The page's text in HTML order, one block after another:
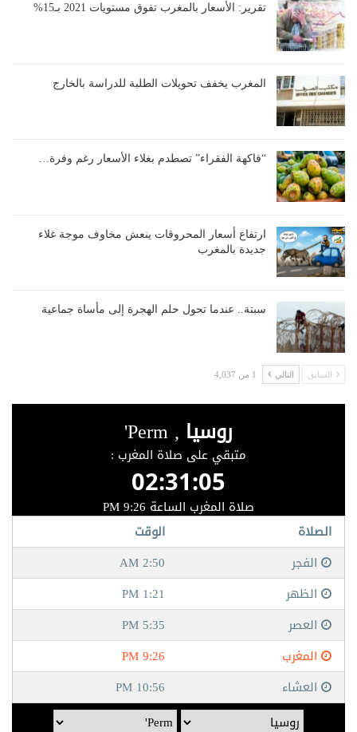
تقرير: الأسعار بالمغرب تفوق مستويات 2021 بـ15%
المغرب يخفف تحويلات الطلبة للدراسة بالخارج
“فاكهة الفقراء” تصطدم بغلاء الأسعار رغم وفرة…
ارتفاع أسعار المحروقات ينعش مخاوف موجة غلاء
جديدة بالمغرب
سبتة.. عندما تحول حلم الهجرة إلى مأساة جماعية
السابق التالي 1 من 4,037